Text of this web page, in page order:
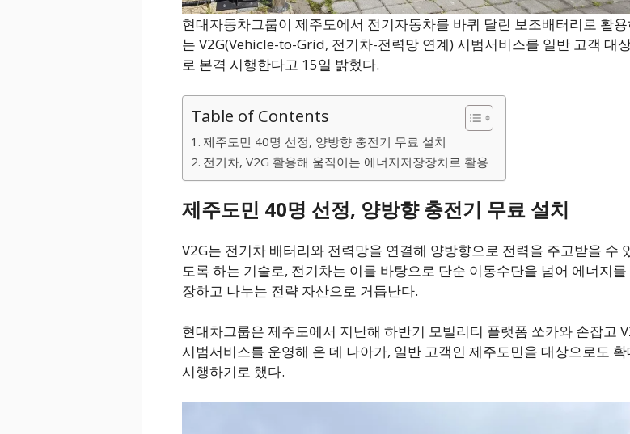
현대자동차그룹이 제주도에서 전기자동차를 바퀴 달린 보조배터리로 활
는 V2G(Vehicle-to-Grid, 전기차-전력망 연계) 시범서비스를 일반 고객 대
로 본격 시행한다고 15일 밝혔다.
Table of Contents
제주도민 40명 선정, 양방향 충전기 무료 설치
전기차, V2G 활용해 움직이는 에너지저장장치로 활용
제주도민 40명 선정, 양방향 충전기 무료 설치
V2G는 전기차 배터리와 전력망을 연결해 양방향으로 전력을 주고받을 수
도록 하는 기술로, 전기차는 이를 바탕으로 단순 이동수단을 넘어 에너지를
장하고 나누는 전략 자산으로 거듭난다.
현대차그룹은 제주도에서 지난해 하반기 모빌리티 플랫폼 쏘카와 손잡고
시범서비스를 운영해 온 데 나아가, 일반 고객인 제주도민을 대상으로도 확
시행하기로 했다.